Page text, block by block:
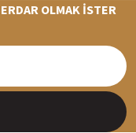
verilir
OLMAK İSTER